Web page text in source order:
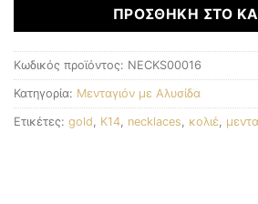
ΠΡΟΣΘΉΚΗ ΣΤΟ
Κωδικός προϊόντος: NECKS00016
Κατηγορία: Μενταγιόν με Αλυσίδα
Ετικέτες: gold K14 necklaces κολιέ